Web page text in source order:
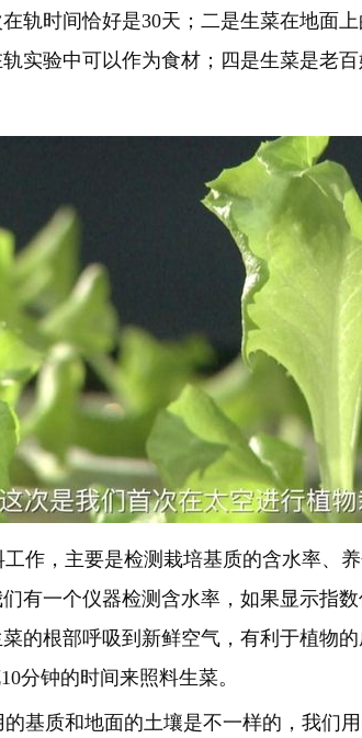
轨时间恰好是30天；二是生菜在地面
实验中可以作为食材；四是生菜是老
作，主要是检测栽培基质的含水率、
有一个仪器检测含水率，如果显示指
的根部呼吸到新鲜空气，有利于植物
分钟的时间来照料生菜。
基质和地面的土壤是不一样的，我们用